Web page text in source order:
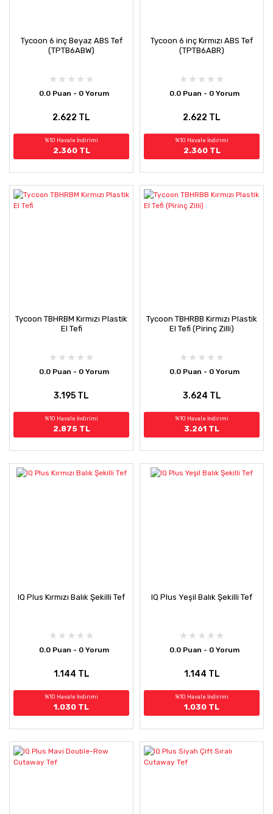
Tycoon 6 inç Beyaz ABS Tef
(TPTB6ABW)
0.0 Puan - 0 Yorum
2.622 TL
%10 Havale İndirimi
2.360 TL
Tycoon 6 inç Kırmızı ABS Tef
(TPTB6ABR)
0.0 Puan - 0 Yorum
2.622 TL
%10 Havale İndirimi
2.360 TL
Tycoon TBHRBM Kırmızı Plastik
El Tefi
0.0 Puan - 0 Yorum
3.195 TL
%10 Havale İndirimi
2.875 TL
Tycoon TBHRBB Kırmızı Plastik
El Tefi (Pirinç Zilli)
0.0 Puan - 0 Yorum
3.624 TL
%10 Havale İndirimi
3.261 TL
IQ Plus Kırmızı Balık Şekilli Tef
0.0 Puan - 0 Yorum
1.144 TL
%10 Havale İndirimi
1.030 TL
IQ Plus Yeşil Balık Şekilli Tef
0.0 Puan - 0 Yorum
1.144 TL
%10 Havale İndirimi
1.030 TL